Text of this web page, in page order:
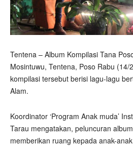
Tentena – Album Kompilasi Tana
Mosintuwu, Tentena, Poso Rabu
kompilasi tersebut berisi lagu-lagu
Alam.
Koordinator ‘Program Anak muda’
Tarau mengatakan, peluncuran
memberikan ruang kepada anak-